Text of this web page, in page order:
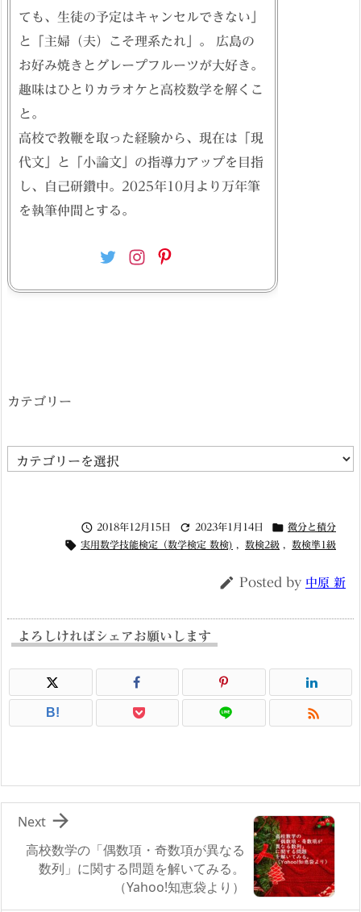
ても、生徒の予定はキャンセルできない」
と「主婦（夫）こそ理系たれ」。 広島の
お好み焼きとグレープフルーツが大好き。
趣味はひとりカラオケと高校数学を解くこ
と。
高校で教鞭を取った経験から、現在は「現
代文」と「小論文」の指導力アップを目指
し、自己研鑽中。2025年10月より万年筆
を執筆仲間とする。
カテゴリー
カ
 2018年12月15日  2023年1月14日  微分と積分
 実用数学技能検定（数学検定 数検) , 数検2級 , 数検準1級
 Posted by 中原 新
よろしければシェアお願いします
B! 
高校数学の「偶数項・奇数項が異なる
数列」に関する問題を解いてみる。
（Yahoo!知恵袋より）

Next